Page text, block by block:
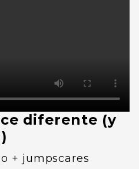
diferente (y
+ jumpscares